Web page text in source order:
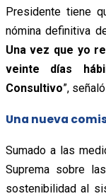
Presidente tiene
nómina definitiva
Una vez que yo
veinte días
Consultivo”,
Una nueva
Sumado a las
Suprema sobre
sostenibilidad al